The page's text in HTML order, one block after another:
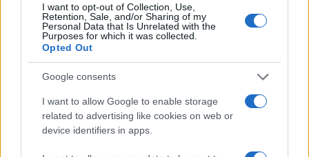
I want to opt-out of Collection, Use,
Retention, Sale, and/or Sharing of my
Personal Data that Is Unrelated with the
Purposes for which it was collected.
Opted Out
Google consents
I want to allow Google to enable storage
related to advertising like cookies on web or
device identifiers in apps.
τελευταία νέατης ημέρας
Πιο δημοφιλή
Σοκαριστική υπόθεση στην Κρήτη:
Τουρίστας ρωτούσε πόσο να πληρώσει για
να ασελγήσει σε 10χρονο κορίτσι - Το παιδί